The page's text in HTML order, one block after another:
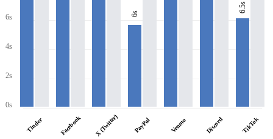
6s
4s
2s
0s
Tinder Facebook X (Twitter)
6s
PayPal Venmo Discord
6.5s
TikTok